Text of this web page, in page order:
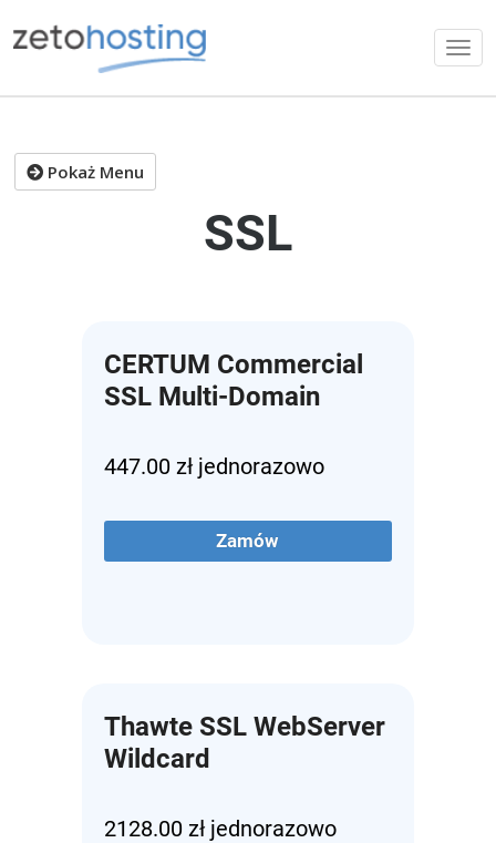
Pokaż Menu
SSL
CERTUM Commercial
SSL Multi-Domain
447.00 zł jednorazowo
Zamów
Thawte SSL WebServer
Wildcard
2128.00 zł jednorazowo